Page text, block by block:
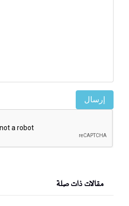
إرسال
مقالات ذات صلة